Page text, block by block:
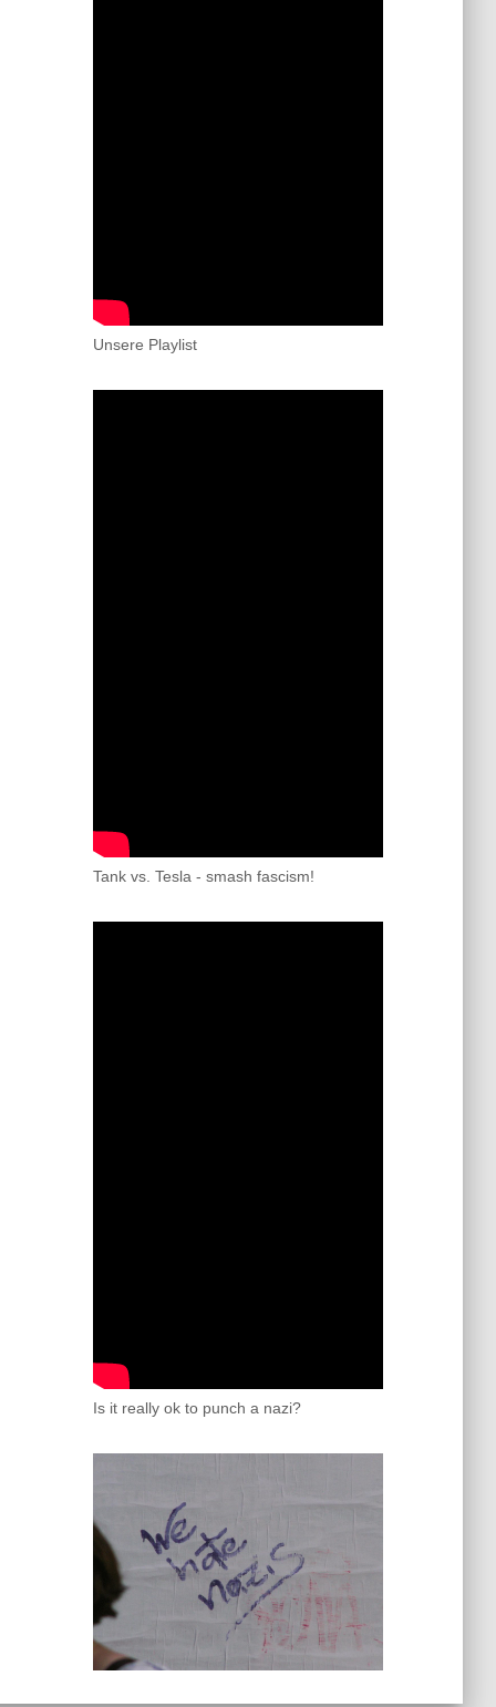
Unsere Playlist
Tank vs. Tesla - smash fascism!
Is it really ok to punch a nazi?